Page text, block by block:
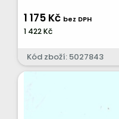
1 175 Kč bez DPH
1 422 Kč
Kód zboží: 5027843